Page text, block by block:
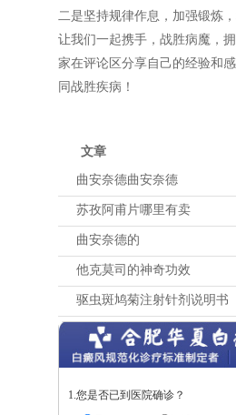
二是坚持规律作息，加强锻炼
让我们一起携手，战胜病魔，
家在评论区分享自己的经验和
同战胜疾病！
文章
曲安奈德曲安奈德
苏孜阿甫片哪里有卖
曲安奈德的
他克莫司的神奇功效
驱虫斑鸠菊注射针剂说明书
1.您是否已到医院确诊？